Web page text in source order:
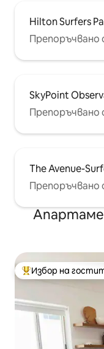
Hilton Surfers
SkyPoint
The Avenue-
Най-популярен
Избор на